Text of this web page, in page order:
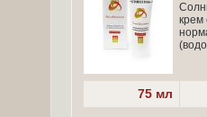
крем
75 мл